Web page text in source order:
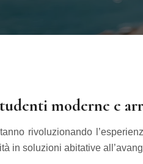
moderne e
rivoluzionando
in soluzioni abitative